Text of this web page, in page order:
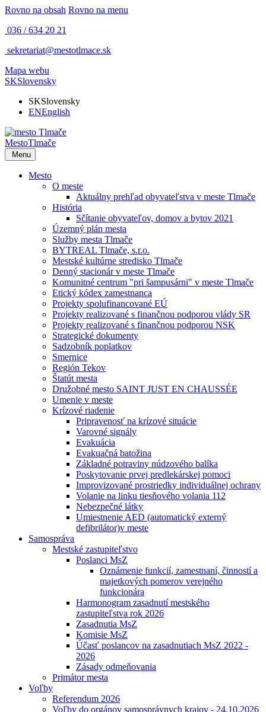
Rovno na obsah Rovno na menu
036 / 634 20 21
sekretariat@mestotlmace.sk
Mapa webu
SKSlovensky
SKSlovensky
ENEnglish
MestoTlmače
Menu
Mesto
O meste
Aktuálny prehľad obyvateľstva v meste Tlmače
História
Sčítanie obyvateľov, domov a bytov 2021
Územný plán mesta
Služby mesta Tlmače
BYTREAL Tlmače, s.r.o.
Mestské kultúrne stredisko Tlmače
Denný stacionár v meste Tlmače
Komunitné centrum "pri šampusárni" v meste Tlmače
Etický kódex zamestnanca
Projekty spolufinancované EÚ
Projekty realizované s finančnou podporou vlády SR
Projekty realizované s finančnou podporou NSK
Strategické dokumenty
Sadzobník poplatkov
Smernice
Región Tekov
Štatút mesta
Družobné mesto SAINT JUST EN CHAUSSÉE
Umenie v meste
Krízové riadenie
Pripravenosť na krízové situácie
Varovné signály
Evakuácia
Evakuačná batožina
Základné potraviny núdzového balíka
Poskytovanie prvej predlekárskej pomoci
Improvizované prostriedky individuálnej ochrany
Volanie na linku tiesňového volania 112
Nebezpečné látky
Umiestnenie AED (automatický externý
defibrilátor)v meste
Samospráva
Mestské zastupiteľstvo
Poslanci MsZ
Oznámenie funkcií, zamestnaní, činností a
majetkových pomerov verejného
funkcionára
Harmonogram zasadnutí mestského
zastupiteľstva rok 2026
Zasadnutia MsZ
Komisie MsZ
Účasť poslancov na zasadnutiach MsZ 2022 -
2026
Zásady odmeňovania
Primátor mesta
Voľby
Referendum 2026
Voľby do orgánov samosprávnych krajov - 24.10.2026